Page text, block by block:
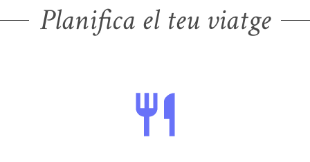
Planifica el teu viatge